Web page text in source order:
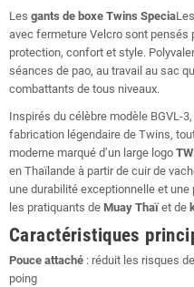
Les gants de boxe Twins SpeciaLes
avec fermeture Velcro sont
protection, confort et style.
séances de pao, au travail au sac
combattants de tous niveaux.
Inspirés du célèbre modèle BGVL-
fabrication légendaire de Twins,
moderne marqué d’un large logo
en Thaïlande à partir de cuir de
une durabilité exceptionnelle et
les pratiquants de Muay Thaï et de
Caractéristiques
Pouce attaché : réduit les risques
poing